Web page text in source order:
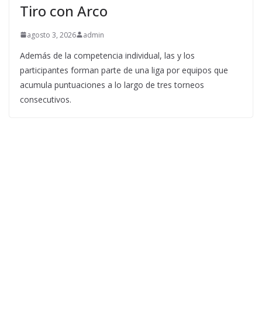
Tiro con Arco
agosto 3, 2026 admin
Además de la competencia individual, las y los
participantes forman parte de una liga por equipos que
acumula puntuaciones a lo largo de tres torneos
consecutivos.